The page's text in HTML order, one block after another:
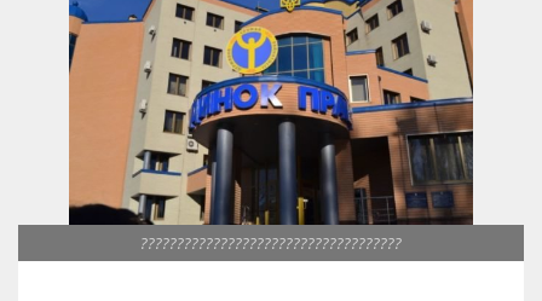
????????????????????????????????????